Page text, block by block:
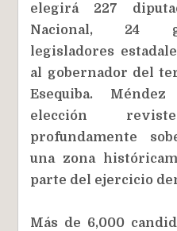
elegirá 227
Nacional, 24
legisladores
al gobernador del
Esequiba.
elección
profundamente
una zona
parte del ejercicio
Más de 6,000